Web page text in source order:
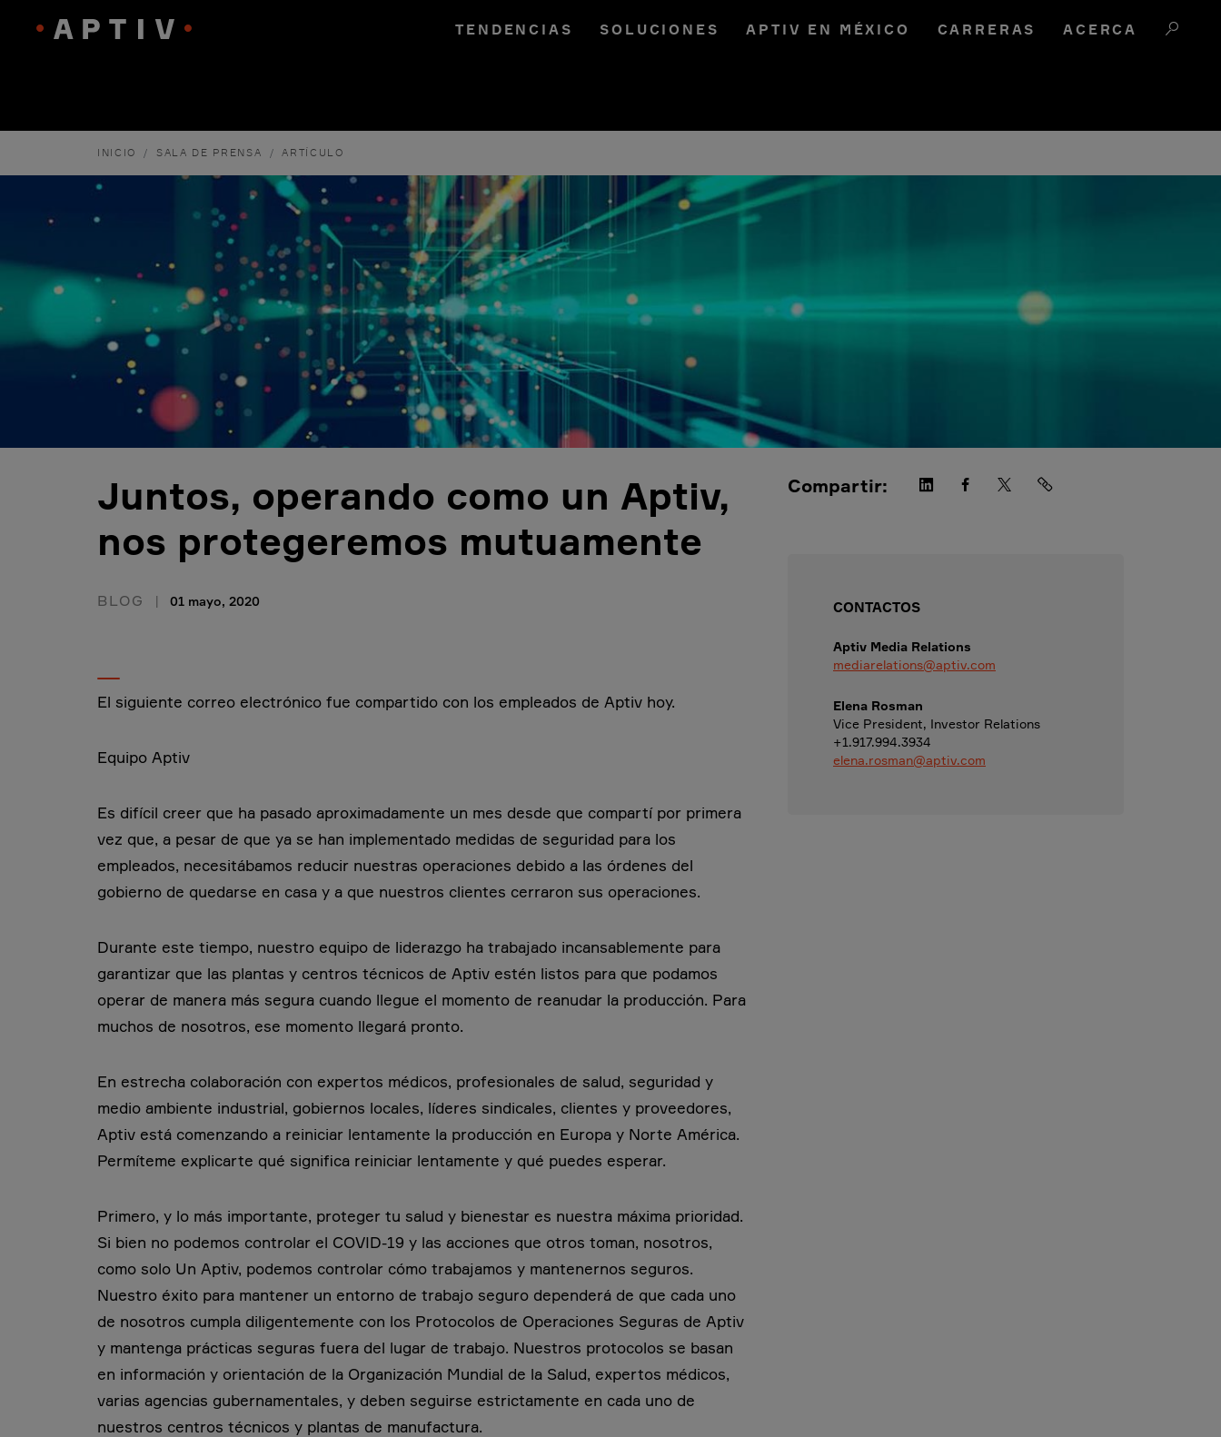
TENDENCIAS SOLUCIONES APTIV EN MÉXICO CARRERAS ACERCA
INICIO SALA DE PRENSA ARTÍCULO
Juntos, operando como un Aptiv,
nos protegeremos mutuamente
BLOG 01 mayo, 2020
El siguiente correo electrónico fue compartido con los empleados de Aptiv hoy.
Equipo Aptiv
Es difícil creer que ha pasado aproximadamente un mes desde que compartí por primera
vez que, a pesar de que ya se han implementado medidas de seguridad para los
empleados, necesitábamos reducir nuestras operaciones debido a las órdenes del
gobierno de quedarse en casa y a que nuestros clientes cerraron sus operaciones.
Durante este tiempo, nuestro equipo de liderazgo ha trabajado incansablemente para
garantizar que las plantas y centros técnicos de Aptiv estén listos para que podamos
operar de manera más segura cuando llegue el momento de reanudar la producción. Para
muchos de nosotros, ese momento llegará pronto.
En estrecha colaboración con expertos médicos, profesionales de salud, seguridad y
medio ambiente industrial, gobiernos locales, líderes sindicales, clientes y proveedores,
Aptiv está comenzando a reiniciar lentamente la producción en Europa y Norte América.
Permíteme explicarte qué significa reiniciar lentamente y qué puedes esperar.
Primero, y lo más importante, proteger tu salud y bienestar es nuestra máxima prioridad.
Si bien no podemos controlar el COVID-19 y las acciones que otros toman, nosotros,
como solo Un Aptiv, podemos controlar cómo trabajamos y mantenernos seguros.
Nuestro éxito para mantener un entorno de trabajo seguro dependerá de que cada uno
de nosotros cumpla diligentemente con los Protocolos de Operaciones Seguras de Aptiv
y mantenga prácticas seguras fuera del lugar de trabajo. Nuestros protocolos se basan
en información y orientación de la Organización Mundial de la Salud, expertos médicos,
varias agencias gubernamentales, y deben seguirse estrictamente en cada uno de
nuestros centros técnicos y plantas de manufactura.
Compartir:
CONTACTOS
Aptiv Media Relations
mediarelations@aptiv.com
Elena Rosman
Vice President, Investor Relations
+1.917.994.3934
elena.rosman@aptiv.com